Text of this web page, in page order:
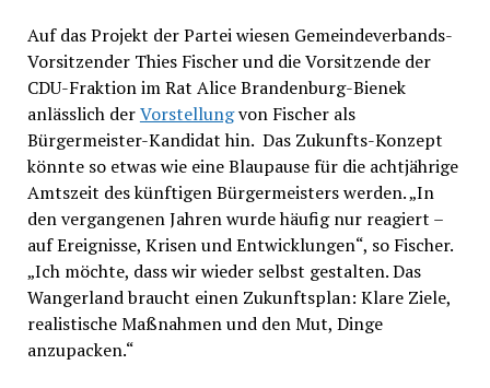
Auf das Projekt der Partei wiesen Gemeindeverbands-
Vorsitzender Thies Fischer und die Vorsitzende der
CDU-Fraktion im Rat Alice Brandenburg-Bienek
anlässlich derVorstellungvon Fischer als
Bürgermeister-Kandidat hin. Das Zukunfts-Konzept
könnte so etwas wie eine Blaupause für die achtjährige
Amtszeit des künftigen Bürgermeisters werden. „In
den vergangenen Jahren wurde häufig nur reagiert –
auf Ereignisse, Krisen und Entwicklungen“, so Fischer.
„Ich möchte, dass wir wieder selbst gestalten. Das
Wangerland braucht einen Zukunftsplan: Klare Ziele,
realistische Maßnahmen und den Mut, Dinge
anzupacken.“